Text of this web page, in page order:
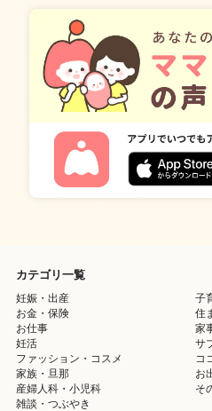
カテゴリ一覧
妊娠・出産
子
お金・保険
住
お仕事
家
妊活
サ
ファッション・コスメ
コ
家族・旦那
お
産婦人科・小児科
そ
雑談・つぶやき